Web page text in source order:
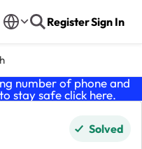
RegisterSign In
number of phone and
stay safe click here.
Solved